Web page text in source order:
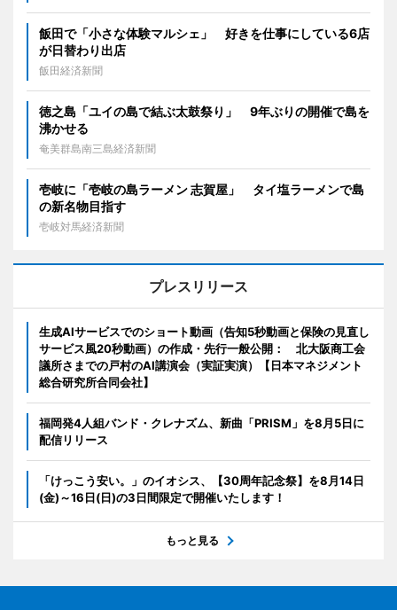
飯田で「小さな体験マルシェ」 好きを仕事にしている6店
が日替わり出店
飯田経済新聞
徳之島「ユイの島で結ぶ太鼓祭り」 9年ぶりの開催で島を
沸かせる
奄美群島南三島経済新聞
壱岐に「壱岐の島ラーメン 志賀屋」 タイ塩ラーメンで島
の新名物目指す
壱岐対馬経済新聞
プレスリリース
生成AIサービスでのショート動画（告知5秒動画と保険の見直し
サービス風20秒動画）の作成・先行一般公開： 北大阪商工会
議所さまでの戸村のAI講演会（実証実演）【日本マネジメント
総合研究所合同会社】
福岡発4人組バンド・クレナズム、新曲「PRISM」を8月5日に
配信リリース
「けっこう安い。」のイオシス、【30周年記念祭】を8月14日
(金)～16日(日)の3日間限定で開催いたします！
もっと見る